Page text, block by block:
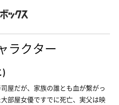
ラクター
)
屋だが、家族の誰とも血が繋がっ
部屋女優ですでに死亡、実父は映